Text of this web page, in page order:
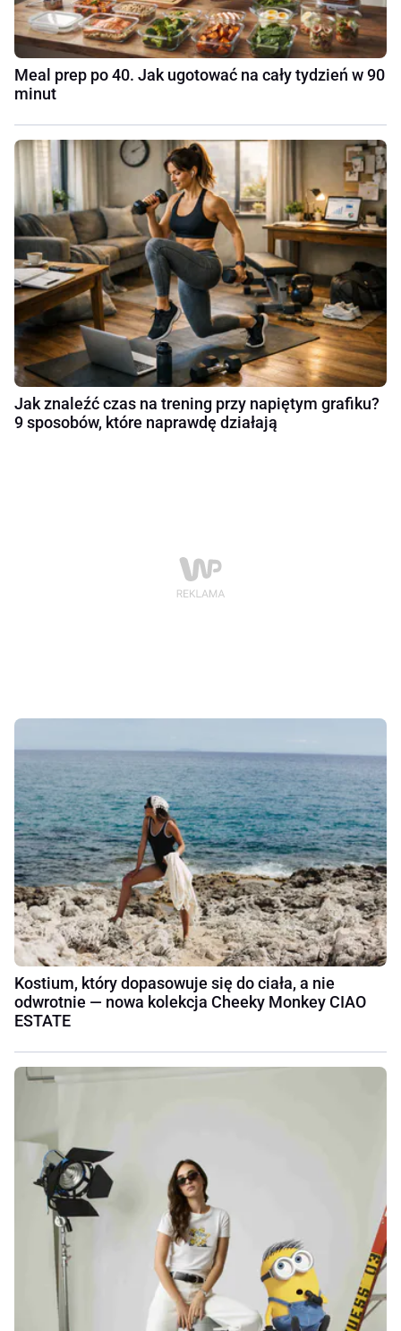
Meal prep po 40. Jak ugotować na cały tydzień w 90
minut
Jak znaleźć czas na trening przy napiętym grafiku?
9 sposobów, które naprawdę działają
Kostium, który dopasowuje się do ciała, a nie
odwrotnie — nowa kolekcja Cheeky Monkey CIAO
ESTATE